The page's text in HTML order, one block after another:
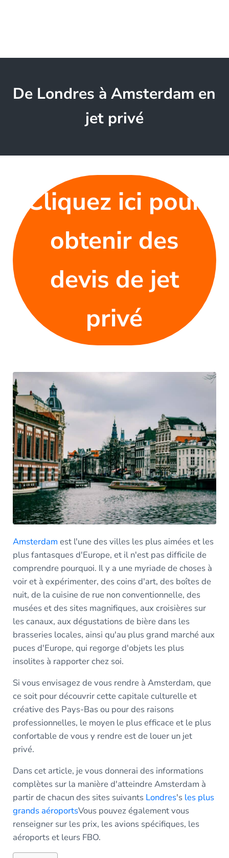
De Londres à Amsterdam en
jet privé
Cliquez ici pour
obtenir des
devis de jet
privé
Amsterdam est l'une des villes les plus aimées et les
plus fantasques d'Europe, et il n'est pas difficile de
comprendre pourquoi. Il y a une myriade de choses à
voir et à expérimenter, des coins d'art, des boîtes de
nuit, de la cuisine de rue non conventionnelle, des
musées et des sites magnifiques, aux croisières sur
les canaux, aux dégustations de bière dans les
brasseries locales, ainsi qu'au plus grand marché aux
puces d'Europe, qui regorge d'objets les plus
insolites à rapporter chez soi.
Si vous envisagez de vous rendre à Amsterdam, que
ce soit pour découvrir cette capitale culturelle et
créative des Pays-Bas ou pour des raisons
professionnelles, le moyen le plus efficace et le plus
confortable de vous y rendre est de louer un jet
privé.
Dans cet article, je vous donnerai des informations
complètes sur la manière d'atteindre Amsterdam à
partir de chacun des sites suivants Londres's les plus
grands aéroportsVous pouvez également vous
renseigner sur les prix, les avions spécifiques, les
aéroports et leurs FBO.